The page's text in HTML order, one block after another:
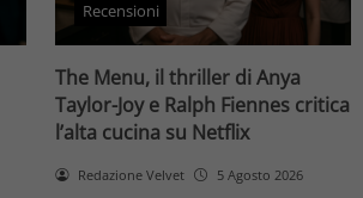
Recensioni
The Menu, il thriller di Anya
Taylor-Joy e Ralph Fiennes critica
l’alta cucina su Netflix
Redazione Velvet 5 Agosto 2026